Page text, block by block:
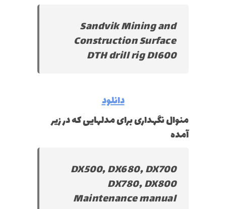
Sandvik Mining and
Construction Surface
DTH drill rig DI600
دانلود
منوال نگهداری برای مدلهایی که در زیر
آمده
DX500, DX680, DX700
DX780, DX800
Maintenance manual